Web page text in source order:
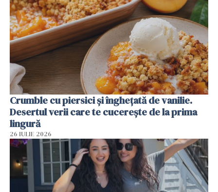
Crumble cu piersici și înghețată de vanilie.
Desertul verii care te cucerește de la prima
lingură
26 IULIE 2026